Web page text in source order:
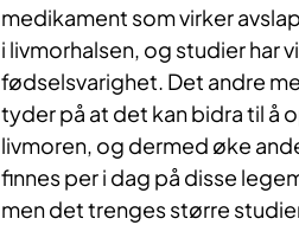
medikament som virker
i livmorhalsen, og studier har
fødselsvarighet. Det andre
tyder på at det kan bidra til å
livmoren, og dermed øke
finnes per i dag på disse
men det trenges større